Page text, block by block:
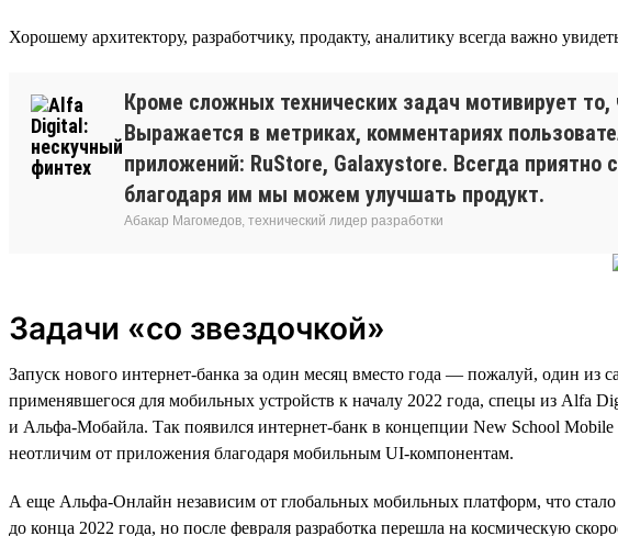
Хорошему архитектору, разработчику, продакту, аналитику всегда важно
Кроме сложных технических задач мотивирует
Выражается в метриках, комментариях
приложений: RuStore, Galaxystore. Всегда
благодаря им мы можем улучшать продукт.
Абакар Магомедов, технический лидер разработки
Задачи «со звездочкой»
Запуск нового интернет-банка за один месяц вместо года — пожалуй, один
применявшегося для мобильных устройств к началу 2022 года, спецы из Alfa
и Альфа-Мобайла. Так появился интернет-банк в концепции New School
неотличим от приложения благодаря мобильным UI-компонентам.
А еще Альфа-Онлайн независим от глобальных мобильных платформ, что
до конца 2022 года, но после февраля разработка перешла на космическую